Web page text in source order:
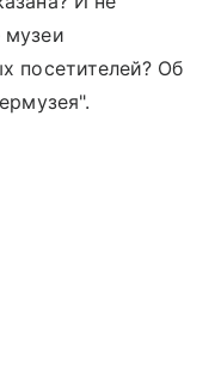
музеи
посетителей? Об